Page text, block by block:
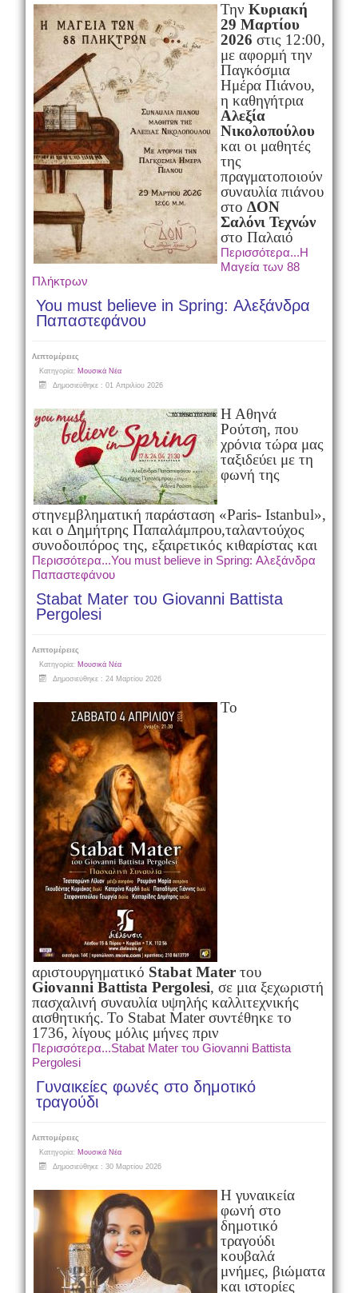
Την Κυριακή
29 Μαρτίου
2026 στις 12:00,
με αφορμή την
Παγκόσμια
Ημέρα Πιάνου,
η καθηγήτρια
Αλεξία
Νικολοπούλου
και οι μαθητές
της
πραγματοποιούν
συναυλία πιάνου
στο ΔΟΝ
Σαλόνι Τεχνών
στο Παλαιό
Περισσότερα...Η
Μαγεία των 88
Πλήκτρων
You must believe in Spring: Αλεξάνδρα
Παπαστεφάνου
Λεπτομέρειες
Κατηγορία: Μουσικά Νέα
Δημοσιεύθηκε : 01 Απριλίου 2026
Η Αθηνά
Ρούτση, που
χρόνια τώρα μας
ταξιδεύει με τη
φωνή της
στηνεμβληματική παράσταση «Paris- Istanbul»,
και ο Δημήτρης Παπαλάμπρου,ταλαντούχος
συνοδοιπόρος της, εξαιρετικός κιθαρίστας και
Περισσότερα...You must believe in Spring: Αλεξάνδρα
Παπαστεφάνου
Stabat Mater του Giovanni Battista
Pergolesi
Λεπτομέρειες
Κατηγορία: Μουσικά Νέα
Δημοσιεύθηκε : 24 Μαρτίου 2026
Το
αριστουργηματικό Stabat Materτου
Giovanni Battista Pergolesi, σε μια ξεχωριστή
πασχαλινή συναυλία υψηλής καλλιτεχνικής
αισθητικής. Το Stabat Mater συντέθηκε το
1736, λίγους μόλις μήνες πριν
Περισσότερα...Stabat Mater του Giovanni Battista
Pergolesi
Γυναικείες φωνές στο δημοτικό
τραγούδι
Λεπτομέρειες
Κατηγορία: Μουσικά Νέα
Δημοσιεύθηκε : 30 Μαρτίου 2026
Η γυναικεία
φωνή στο
δημοτικό
τραγούδι
κουβαλά
μνήμες, βιώματα
και ιστορίες